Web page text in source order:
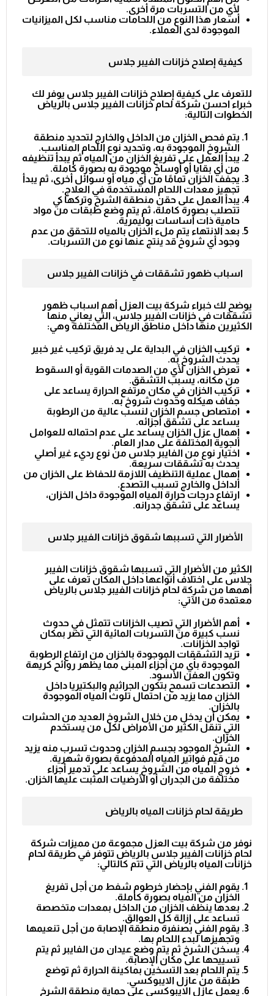
لأي من التسربات مرة أخرى.
أسعار هذا النوع من اللحامات مناسب لكل الميزانيات
الموجودة لدى العملاء.
كيفية إصلاح خزانات الفيبر جلاس
للتعرف على كيفية إصلاح خزانات الفيبر جلاس يوفر لك
خبراء احسن شركة لحام خزانات الفيبر جلاس بالرياض
الخطوات التالية:
يتم فحص الخزان من الداخل والخارج لتحديد منطقة
الشروخ الموجودة به، وتحديد نوع اللحام المناسب.
يبدأ العمل على تفريغ الخزان من المياه ثم يبدأ تنظيفه
من أي بقايا أو أوساخ موجودة به بصورة كاملة.
يجفف الخزان تمامًا من أي مياه أو سوائل أخرى، ثم يبدأ
تجهيز معدات اللحام المستخدمة في العلاج.
يبدأ العمل على حقن منطقة الشرخ وتركها كي
تتصلب بصورة كاملة، ثم يتم وضع طبقات من مواد
حامية ذات أساسات بوليمرية.
بعد الانتهاء يتم ملء الخزان بالمياه للتحقق من عدم
وجود أي شروخ قد ينتج عنها نوع من التسربات.
اسباب ظهور تشققات في خزانات الفيبر جلاس
يوضح لك خبراء شركة بيت العزل أهم اسباب ظهور
تشققات في خزانات الفيبر جلاس، التي يعاني منها
الكثيرين منها داخل مناطق الرياض المختلفة وهي:
تركيب الخزان في البداية على يد فريق تركيب غير خبير
يحدث الشروخ به.
تعرض الخزان لأي من الصدمات القوية أو السقوط
من مكانه، يسبب التشقق.
تركيب الخزان في مكان مرتفع الحرارة يساعد على
جفاف هيكله وحدوث شروخ به.
امتصاص جسم الخزان لنسب عالية من الرطوبة
يساعد على تشقق أجزائه.
إهمال عزل الخزان يساعد على عدم احتماله للعوامل
الجوية المختلفة على مدار العام.
اختيار نوع من الفايبر جلاس من نوع رديء غير أصلي
يحدث به تشققات سريعة.
إهمال عملية التنظيف اللازمة للحفاظ على الخزان من
الداخل والخارج تسبب التصدع.
ارتفاع درجات حرارة المياه الموجودة داخل الخزان،
يساعد على تشقق جدرانه.
الأضرار التي تسببها شقوق خزانات الفيبر جلاس
الكثير من الأضرار التي تسببها شقوق خزانات الفيبر
جلاس على اختلاف أنواعها داخل المكان تعرف على
أهمها من شركة لحام خزانات الفيبر جلاس بالرياض
معتمدة من الآتي:
أهم الأضرار التي تصيب الخزانات تتمثل في حدوث
نسب كبيرة من التسربات المائية التي تضر بمكان
تواجد الخزانات.
تزيد التشققات الموجودة بالخزان من ارتفاع الرطوبة
الموجودة بأي من أجزاء المبنى مما يظهر روائح كريهة
وتكون العفن الأسود.
التصدعات تسمح بتكون الجراثيم والبكتيريا داخل
الخزان مما يزيد من احتمال تلوث المياه الموجودة
بالخزان.
يمكن أن يدخل من خلال الشروخ العديد من الحشرات
التي تنقل الكثير من الأمراض لكل من يستخدم
الخزان.
الشرخ الموجود بجسم الخزان وحدوث تسرب منه يزيد
من قيم فواتير المياه المدفوعة بصورة شهرية.
خروج المياه من الشروخ يساعد على تدمير أجزاء
مختلفة من الجدران أو الأرضيات المثبت عليها الخزان.
طريقة لحام خزانات المياه بالرياض
نوفر من شركة بيت العزل مجموعة من مميزات شركة
لحام خزانات الفيبر جلاس بالرياض تتوفر في طريقة لحام
خزانات المياه بالرياض التي تتم كالتالي:
يقوم الفني بإحضار خرطوم شفط من أجل تفريغ
الخزان من المياه بصورة كاملة.
بعدها ينظف الخزان من الداخل بمعدات متخصصة
تساعد على إزالة كل العوالق.
يقوم الفني بصنفرة منطقة الإصابة من أجل تنعيمها
وتجهيزها لبدء اللحام بها.
يسخن الشرخ ثم يتم وضع عيدان من الفايبر ثم يتم
تسييحها على مكان الإصابة.
يتم اللحام بعد التسخين بماكينة الحرارة ثم توضع
طبقة من عازل الايبوكسي.
يعمل عازل الايبوكسي على حماية منطقة الشرخ